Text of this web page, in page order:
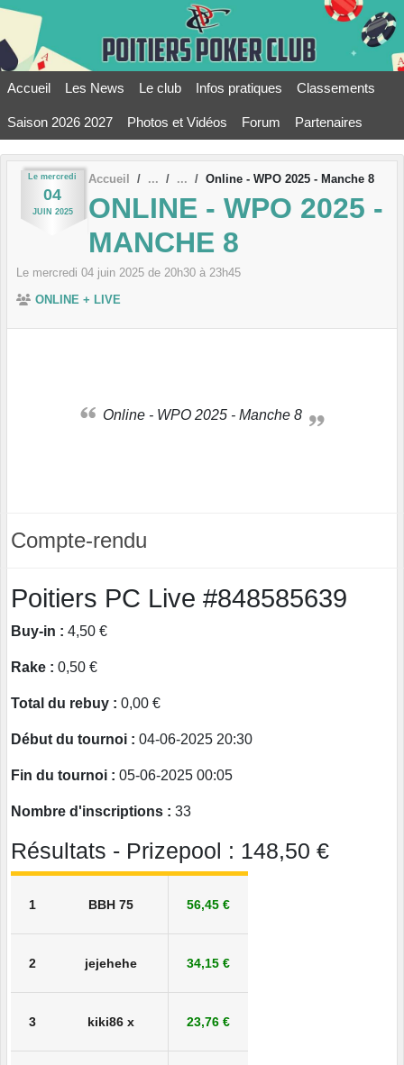
Accueil Les News Le club Infos pratiques Classements
Saison 2026 2027 Photos et Vidéos Forum Partenaires
Le mercredi
04
JUIN 2025
Accueil Online - WPO 2025 - Manche 8
ONLINE - WPO 2025 -
MANCHE 8
Le mercredi 04 juin 2025 de 20h30 à 23h45
ONLINE + LIVE
Online - WPO 2025 - Manche 8
Compte-rendu
Poitiers PC Live #848585639
Buy-in : 4,50 €
Rake : 0,50 €
Total du rebuy : 0,00 €
Début du tournoi : 04-06-2025 20:30
Fin du tournoi : 05-06-2025 00:05
Nombre d'inscriptions : 33
Résultats - Prizepool : 148,50 €
1 BBH 75 56,45 €
2 jejehehe 34,15 €
3 kiki86 x 23,76 €
Panneau de gestion des cookies